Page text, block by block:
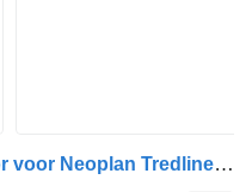
MAN D2866 LUH29 dzi1 motor voor Neoplan Tredliner bus